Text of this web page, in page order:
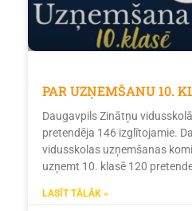
PAR UZŅEMŠANU 10.
Daugavpils Zinātņu
pretendēja 146 izglītojamie.
vidusskolas uzņemšanas
uzņemt 10. klasē 120
LASĪT TĀLĀK »